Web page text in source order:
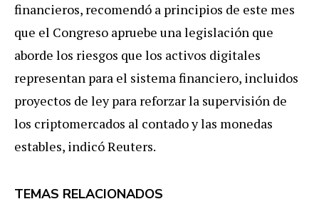
financieros, recomendó a principios de este mes
que el Congreso apruebe una legislación que
aborde los riesgos que los activos digitales
representan para el sistema financiero, incluidos
proyectos de ley para reforzar la supervisión de
los criptomercados al contado y las monedas
estables, indicó Reuters.
TEMAS RELACIONADOS